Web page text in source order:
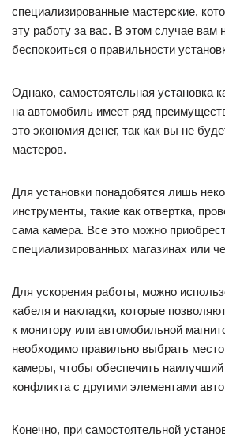
специализированные мастерские,
эту работу за вас. В этом случае вам
беспокоиться о правильности
Однако, самостоятельная установка
на автомобиль имеет ряд
это экономия денег, так как вы не
мастеров.
Для установки понадобятся лишь
инструменты, такие как отвертка,
сама камера. Все это можно
специализированных магазинах или
Для ускорения работы, можно
кабеля и накладки, которые
к монитору или автомобильной
необходимо правильно выбрать
камеры, чтобы обеспечить
конфликта с другими элементами
Конечно, при самостоятельной